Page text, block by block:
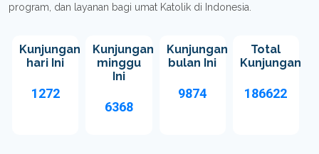
program, dan layanan bagi umat Katolik di Indonesia.
Kunjungan
hari Ini
1272
Kunjungan
minggu
Ini
6368
Kunjungan
bulan Ini
9874
Total
Kunjungan
186622